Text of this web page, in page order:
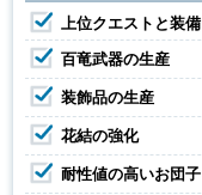
上位クエストと装備
百竜武器の生産
装飾品の生産
花結の強化
耐性値の高いお団子